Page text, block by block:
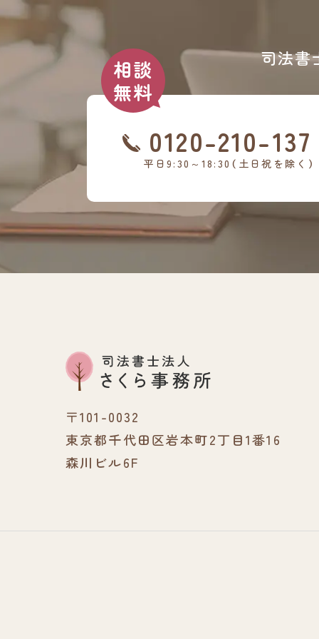
司法書
0120-210-137
平日9:30～18:30（土日祝を除く）
〒101-0032
東京都千代田区岩本町2丁目1番16
森川ビル6F